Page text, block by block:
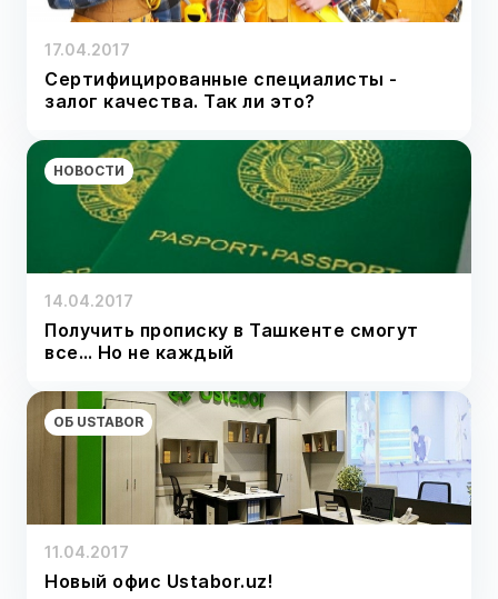
17.04.2017
Сертифицированные специалисты -
залог качества. Так ли это?
НОВОСТИ
14.04.2017
Получить прописку в Ташкенте смогут
все… Но не каждый
ОБ USTABOR
11.04.2017
Новый офис Ustabor.uz!